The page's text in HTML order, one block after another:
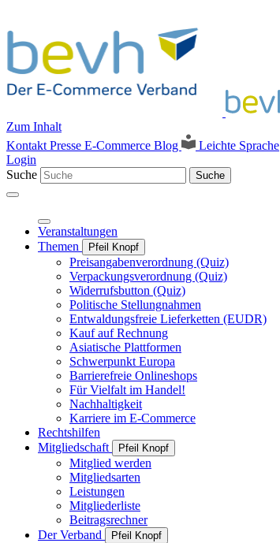
Zum Inhalt
Kontakt Presse E-Commerce Blog
Leichte Sprache
Login
Suche
Suche
Veranstaltungen
Themen
Pfeil Knopf
Preisangabenverordnung (Quiz)
Verpackungsverordnung (Quiz)
Widerrufsbutton (Quiz)
Politische Stellungnahmen
Entwaldungsfreie Lieferketten (EUDR)
Kauf auf Rechnung
Asiatische Plattformen
Schwerpunkt Europa
Barrierefreie Onlineshops
Für Vielfalt im Handel!
Nachhaltigkeit
Karriere im E-Commerce
Rechtshilfen
Mitgliedschaft
Pfeil Knopf
Mitglied werden
Mitgliedsarten
Leistungen
Mitgliederliste
Beitragsrechner
Der Verband
Pfeil Knopf